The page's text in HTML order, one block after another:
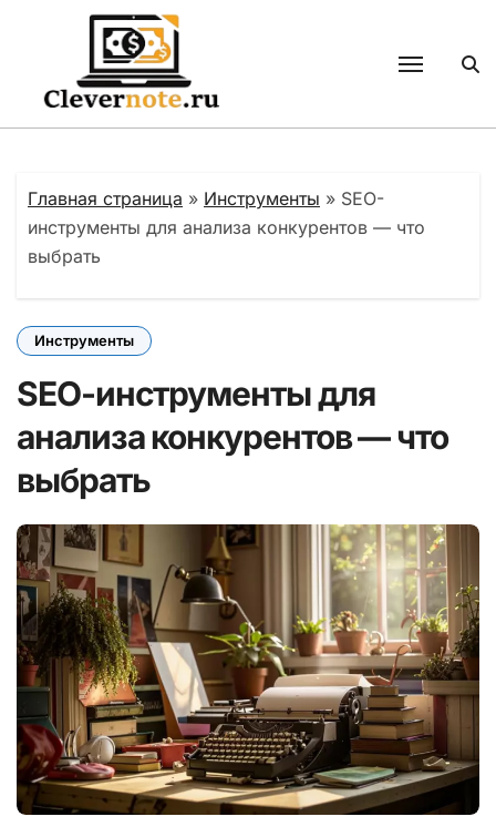
содержанию
Главная страница » Инструменты » SEO-
инструменты для анализа конкурентов — что
выбрать
Инструменты
SEO-инструменты для
анализа конкурентов — что
выбрать